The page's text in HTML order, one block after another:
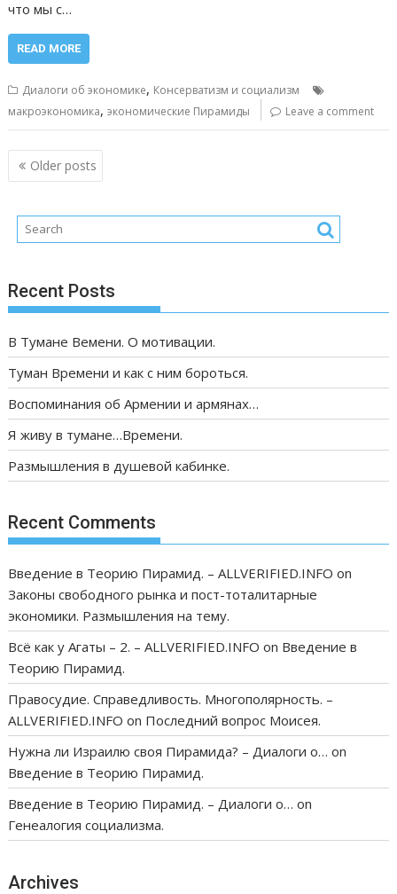
что мы с…
READ MORE
Диалоги об экономике, Консерватизм и социализм
макроэкономика,экономические Пирамиды Leave a comment
Posts
navigation
Older posts
Recent Posts
В Тумане Вемени. О мотивации.
Туман Времени и как с ним бороться.
Воспоминания об Армении и армянах…
Я живу в тумане…Времени.
Размышления в душевой кабинке.
Recent Comments
Введение в Теорию Пирамид. – ALLVERIFIED.INFO on
Законы свободного рынка и пост-тоталитарные
экономики. Размышления на тему.
Всё как у Агаты – 2. – ALLVERIFIED.INFO on Введение в
Теорию Пирамид.
Правосудие. Справедливость. Многополярность. –
ALLVERIFIED.INFO on Последний вопрос Моисея.
Нужна ли Израилю своя Пирамида? – Диалоги о… on
Введение в Теорию Пирамид.
Введение в Теорию Пирамид. – Диалоги о… on
Генеалогия социализма.
Archives